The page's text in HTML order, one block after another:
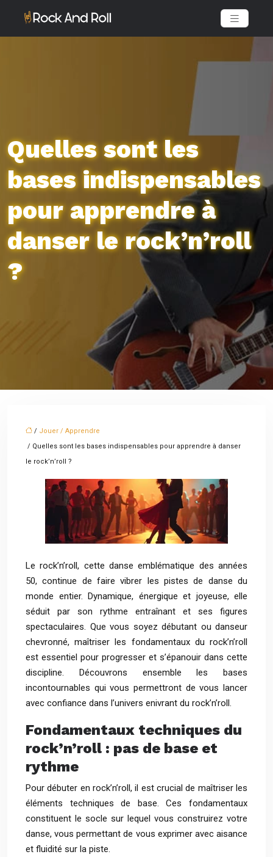
Quelles sont les
bases indispensables
pour apprendre à
danser le rock’n’roll
?
/ Jouer / Apprendre
/ Quelles sont les bases indispensables pour apprendre à danser
le rock’n’roll ?
Le rock’n’roll, cette danse emblématique des années
50, continue de faire vibrer les pistes de danse du
monde entier. Dynamique, énergique et joyeuse, elle
séduit par son rythme entraînant et ses figures
spectaculaires. Que vous soyez débutant ou danseur
chevronné, maîtriser les fondamentaux du rock’n’roll
est essentiel pour progresser et s’épanouir dans cette
discipline. Découvrons ensemble les bases
incontournables qui vous permettront de vous lancer
avec confiance dans l’univers enivrant du rock’n’roll.
Fondamentaux techniques du
rock’n’roll : pas de base et
rythme
Pour débuter en rock’n’roll, il est crucial de maîtriser les
éléments techniques de base. Ces fondamentaux
constituent le socle sur lequel vous construirez votre
danse, vous permettant de vous exprimer avec aisance
et fluidité sur la piste.